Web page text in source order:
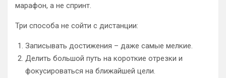
марафон, а не спринт.
Три способа не сойти с дистанции:
Записывать достижения – даже самые мелкие.
Делить большой путь на короткие отрезки и
фокусироваться на ближайшей цели.